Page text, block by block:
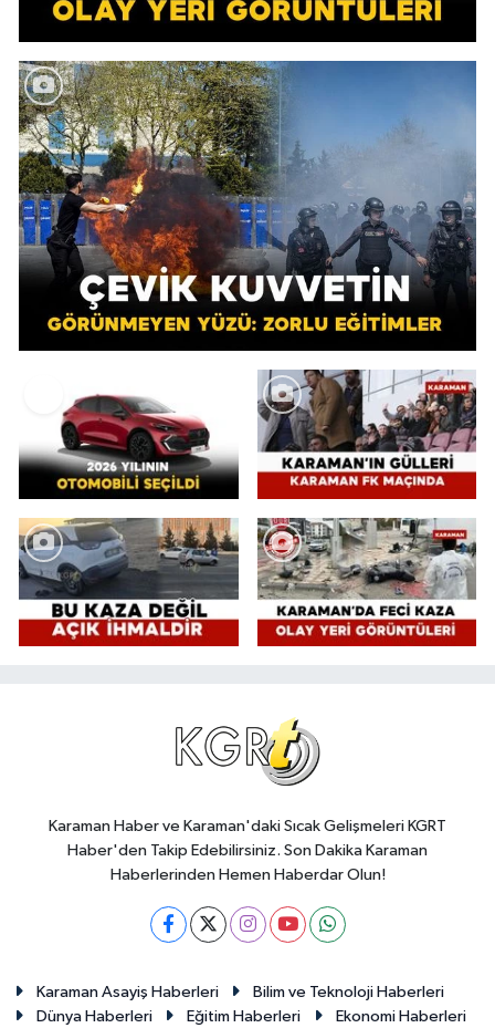
Karaman Haber ve Karaman'daki Sıcak Gelişmeleri KGRT
Haber'den Takip Edebilirsiniz. Son Dakika Karaman
Haberlerinden Hemen Haberdar Olun!
Karaman Asayiş Haberleri
Bilim ve Teknoloji Haberleri
Dünya Haberleri
Eğitim Haberleri Ekonomi Haberleri